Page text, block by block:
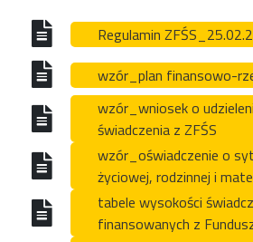
Regulamin
wzór_plan finansowo-
wzór_wniosek o
świadczenia z ZFŚS
wzór_oświadczenie o
życiowej, rodzinnej i
tabele wysokości
finansowanych z